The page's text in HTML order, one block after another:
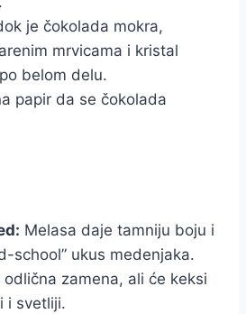
je čokolada mokra,
mrvicama i kristal
belom delu.
papir da se čokolada
Melasa daje tamniju boju i
school” ukus medenjaka.
zamena, ali će keksi
i svetliji.